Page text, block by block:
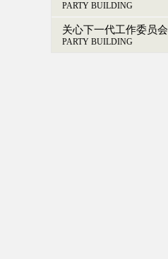
PARTY BUILDING
关心下一代工作委员会
PARTY BUILDING